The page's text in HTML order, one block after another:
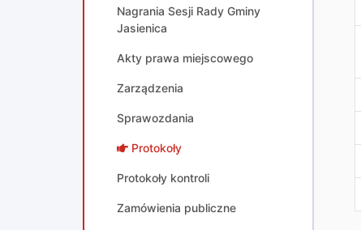
Nagrania Sesji Rady Gminy
Jasienica
Akty prawa miejscowego
Zarządzenia
Sprawozdania
Protokoły
Protokoły kontroli
Zamówienia publiczne